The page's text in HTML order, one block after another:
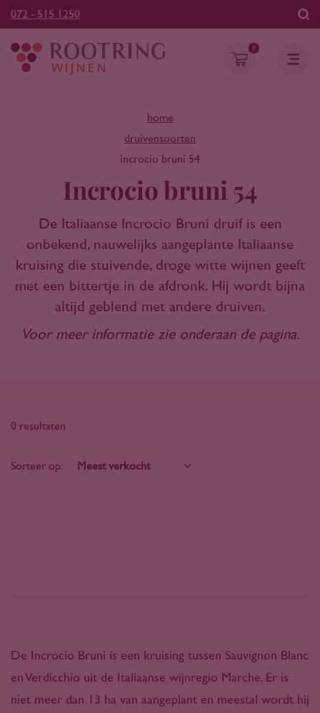
072 - 515 1250
0
home
druivensoorten
incrocio bruni 54
Incrocio bruni 54
De Italiaanse Incrocio Bruni druif is een
onbekend, nauwelijks aangeplante Italiaanse
kruising die stuivende, droge witte wijnen geeft
met een bittertje in de afdronk. Hij wordt bijna
altijd geblend met andere druiven.
Voor meer informatie zie onderaan de pagina.
0 resultaten
Sorteer op:
De Incrocio Bruni is een kruising tussen Sauvignon Blanc
en Verdicchio uit de Italiaanse wijnregio Marche. Er is
niet meer dan 13 ha van aangeplant en meestal wordt hij